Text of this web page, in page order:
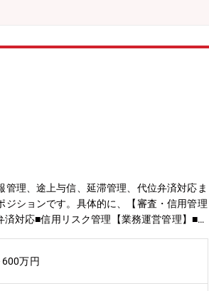
理、途上与信、延滞管理、代位弁済対応ま
ションです。具体的に、【審査・信用管理
対応■信用リスク管理【業務運営管理】■業
ーン業務センタークレジット係 クレジット
、会員情報管理、信用管理、債権管理、
専門性を高められます。地域金融機関の本
万円